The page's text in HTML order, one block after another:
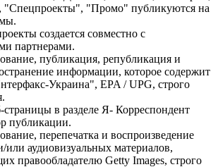
"Спецпроекты", "Промо" публикуются на
создается совместно с
партнерами.
публикация, републикация и
информации, которое содержит
Украина", EPA / UPG, строго
страницы в разделе Я- Корреспондент
публикации.
перепечатка и воспроизведение
или аудиовизуальных материалов,
правообладателю Getty Images, строго